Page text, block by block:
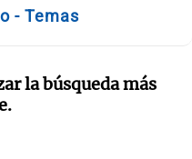
- Temas
la búsqueda más